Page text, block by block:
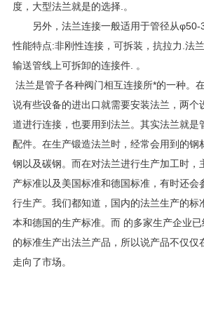
度，大型法兰就是的选择.。
另外，法兰连接一般适用于管径从φ50-
性能特点:非刚性连接，可拆装，抗拉力.法
输送管线上可拆卸的连接件. 。
法兰是管子各种阀门相互连接所*的一种。
说有些设备的进出口就需要安装法兰，两个
道进行连接，也要用到法兰。其实法兰就是
配件。在生产锻造法兰时，经常会用到的钢
钢以及碳钢。而在对法兰进行生产加工时，
产标准以及美国标准和德国标准，有时还会
行生产。我们都知道，国内的法兰生产的标
本和德国的生产标准。而 的多家生产企业
的标准生产出法兰产品，所以说产品不仅仅
走向了市场。